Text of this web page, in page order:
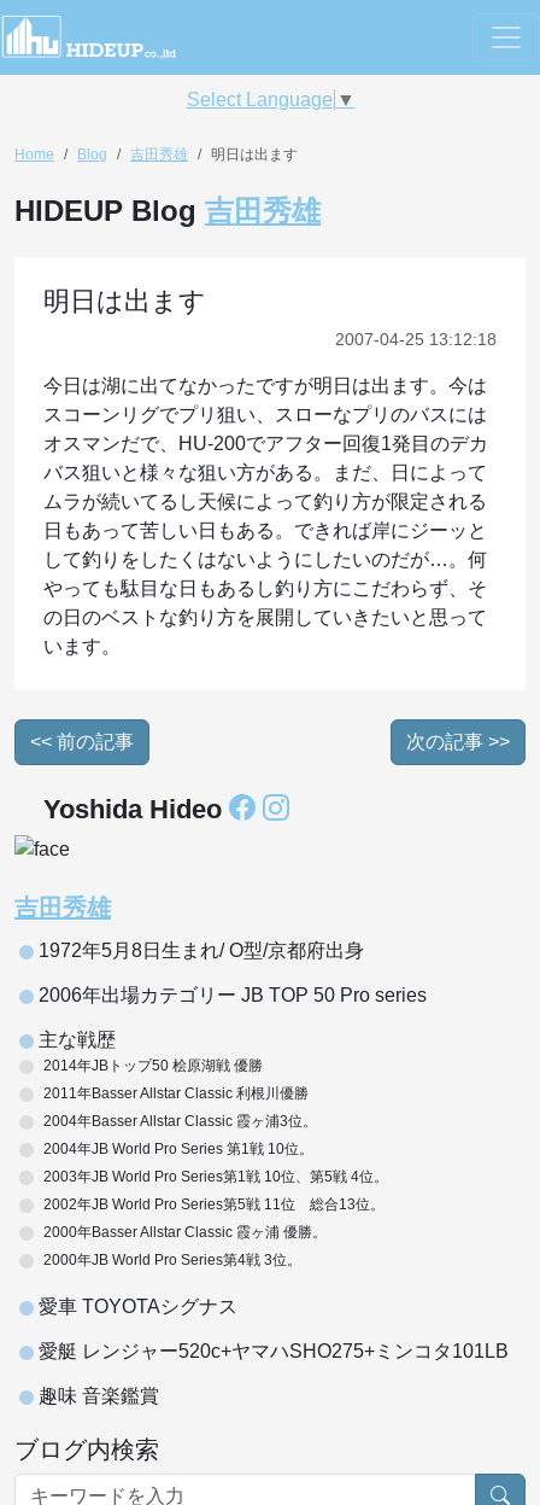
Select Language ▼
Home Blog 吉田秀雄 明日は出ます
HIDEUP Blog 吉田秀雄
明日は出ます
2007-04-25 13:12:18
今日は湖に出てなかったですが明日は出ます。今は
スコーンリグでプリ狙い、スローなプリのバスには
オスマンだで、HU-200でアフター回復1発目のデカ
バス狙いと様々な狙い方がある。まだ、日によって
ムラが続いてるし天候によって釣り方が限定される
日もあって苦しい日もある。できれば岸にジーッと
して釣りをしたくはないようにしたいのだが…。何
やっても駄目な日もあるし釣り方にこだわらず、そ
の日のベストな釣り方を展開していきたいと思って
います。
<< 前の記事 次の記事 >>
Yoshida Hideo
吉田秀雄
1972年5月8日生まれ/ O型/京都府出身
2006年出場カテゴリー JB TOP 50 Pro series
主な戦歴
2014年JBトップ50 桧原湖戦 優勝
2011年Basser Allstar Classic 利根川優勝
2004年Basser Allstar Classic 霞ヶ浦3位。
2004年JB World Pro Series 第1戦 10位。
2003年JB World Pro Series第1戦 10位、第5戦 4位。
2002年JB World Pro Series第5戦 11位 総合13位。
2000年Basser Allstar Classic 霞ヶ浦 優勝。
2000年JB World Pro Series第4戦 3位。
愛車 TOYOTAシグナス
愛艇 レンジャー520c+ヤマハSHO275+ミンコタ101LB
趣味 音楽鑑賞
ブログ内検索